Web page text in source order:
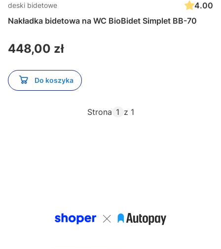
deski bidetowe
4.00
Nakładka bidetowa na WC BioBidet Simplet BB-70
Cena
448,00 zł
Do koszyka
Strona z 1